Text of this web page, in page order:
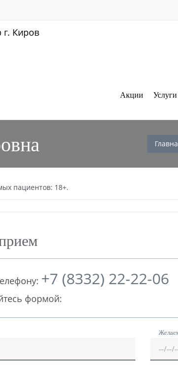
Акции Услуги
пациентов: 18+.
+7 (8332) 22-22-06
формой: